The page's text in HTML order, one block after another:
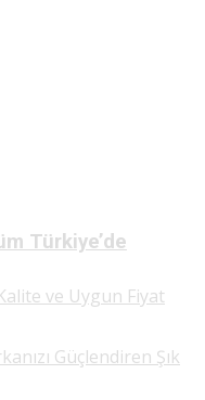
Türkiye’de
ve Uygun Fiyat
Güçlendiren Şık